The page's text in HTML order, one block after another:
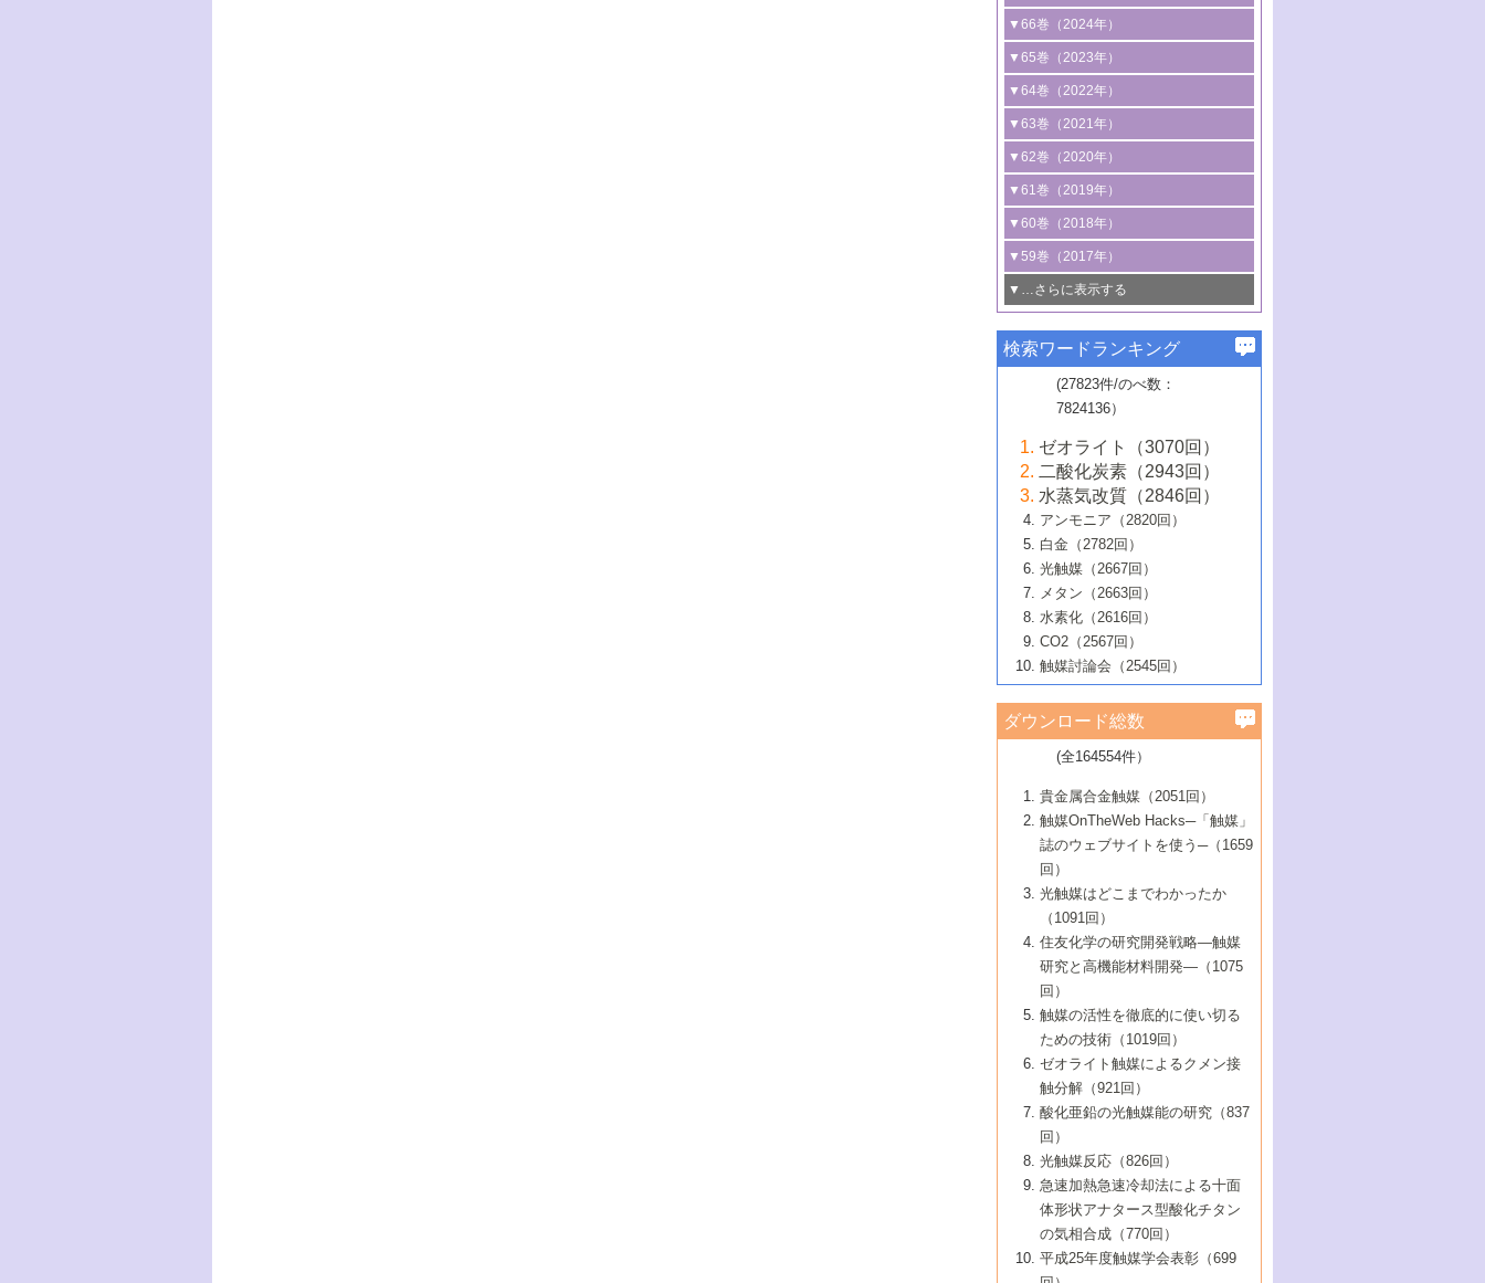
2号 コンピューター技術により加速する
触媒開発
3号 有機分子変換やCO 資源化のための
光触媒に関する最近の研究
B号 第137回触媒討論会（2026年）
1号 CO
水素化によるグリーン燃料/グリ
ーンケミカル製造
2号 水素製造のための水分解技術に関す
る最近の研究
3号 オレフィン系樹脂の精密合成に関す
る最新技術
4号 アルコール類の効率的変換を実現す
る非貴金属触媒の研究動向
5号 ゼオライトの合成と応用における研
究動向
6号 ヘテロ接合界面
B号 第135回触媒討論会（2025年）
▼66巻（2024年）
1号 低次元ナノ構造を有する触媒材料
2号 規制反応場を活用した固体触媒研究
の新展開
3号 未踏分子変換を目指した酸化触媒プ
ロセスの最前線
4号 シンクロトロン放射光および中性子
線を利用した触媒解析技術の最先端
5号 単原子触媒
6号 参照触媒委員会からのお知らせ
B号 第133回触媒討論会（2023年）
▼65巻（2023年）
1号 炭素が関わる触媒機能
2号 プラスチックケミカルリサイクルの
ための触媒技術
3号 非酸化物系金属化合物を基盤とした
触媒材料の開発
4号 格子酸素・格子酸素欠陥を利用した
触媒反応
5号 生体触媒によるエネルギー変換反応
6号 窒素とリンの循環のための触媒・機
能性材料
▼64巻（2022年）
1号 合成ガス製造とCOを用いるケミカル
ズ合成の最新動向
2号 化学品合成のための合金触媒開発
3号 CO の排出削減および有効活用のた
めの触媒技術
4号 若手による情報発信企画～とびたて
若き触媒の研究者たち～（1）
若き触媒の研究者たち～（2）
6号 石油のノーブル・ユースを志向した
触媒技術
大学：オンライン・対面開催）
▼63巻（2021年）
1号 金触媒の新展開
2号 ペロブスカイト
3号 特殊反応場を利用した触媒的分子変
換反応
4号 多孔質材料を用いた触媒の新展開
5号 情報学的手法を用いた触媒開発
6号 カーボンニュートラルに向けた電解
技術
B号 第127回触媒討論会（2021年・オン
ライン開催(Zoom)のみ）
▼62巻（2020年）
1号 触媒設計を拓く欠陥構造のキャラク
タリゼーション
2号 機能化学品製造に資するクリーンな
触媒的酸化反応
3号 水処理のための触媒化学
4号 光触媒を用いた水分解の最新の研究
動向
5号 次世代の触媒プロセスを支えるマイ
6号 メタン転換技術の最新動向
B号 第125回触媒討論会（2020年・工学
院大学）
▼61巻（2019年）
1号 物質移動制御に着目した触媒プロセ
ス開発
2号 CO2 フリー水素サプライチェーンに
関わる触媒開発動向
3号 精密高分子合成に関する最近の研究
動向
4号 バイオマス化成品製造のための触媒
5号 固体触媒による含窒素有機化合物変
換の最前線
6号 貴金属使用量低減に向けた自動車排
ガス浄化触媒の開発
B号 第123回触媒討論会（2019年・大阪
▼60巻（2018年）
1号 固体酸触媒の最新の研究動向
2号 二酸化炭素からの有用化学品合成
3号 ナノ粒子・クラスター触媒の最前線
4号 60周年記念企画
5号 進化するゼオライト合成技術
6号 非貴金属系触媒における電気化学的
B号 第121回触媒討論会（2018年・東京
大学）
▼59巻（2017年）
1号 いたるところに，触媒
最先端技術
3号 無機分離膜材料の開発と触媒反応プ
ロセスへの適用
5号 水素のふるまいを解き明かす最先端
研究
6号 低級アルカンの有効利用のための触
媒技術
B号 第119回触媒討論会（2017年・首都
大学東京）
▼…さらに表示する
1号 ユニークな構造の高分子を生み出す触
2号 リグニンからの化成品製造に向けた触
媒技術
3号 触媒研究の最先端～とびたて若き研究
者たち～（1）
4号 触媒研究の最先端～とびたて若き研究
者たち～（2）
5号 触媒研究の最先端～とびたて若き研究
者たち～（3）
6号 イオニクス材料と燃料電池・電解合成
の最新の研究動向
B号 第117回触媒討論会（2016年・大阪府
立大学）
▼57巻（2015年）
1号 水素キャリアにかかわる触媒技術の新
2号 石油精製用触媒の最近の進展
3号 固体酸化物形燃料電池（SOFC）におけ
るアノード触媒上での燃料直接改質技術
4号 コアシェル構造の制御による触媒機能
5号 工業触媒およびその周辺技術の最近の
進歩
6号 ナノシート
B号 第115回触媒討論会（2015年・成蹊大
▼56巻（2014年）
2号 光触媒反応機構に関する最新の研究動
向
開発動向
4号 人工光合成に向けた近年のアプローチ
5号 未利用熱エネルギーの有効活用に貢献
する触媒技術
6号 ポリオキソメタレート
B号 第113回触媒討論会（2014年・ロワジ
ールホテル豊橋）
1号 高耐久性燃料電池システム用触媒にお
ける新展開
2号 リビングラジカル重合の最近の動向
3号 天然ガスの化学工業的展開に関する触
媒技術
4号 貴金属触媒の精密構造制御とその活用
5号 バイオマス化成品製造のための固体触
6号 ナノ空間─吸着状態解析から新機能開拓
B号 第111回触媒討論会（2013年・関西大
▼54巻（2012年）
1号 規則性多孔体の利用技術における最近
の進歩
2号 第109回触媒討論会
3号 貴金属低減技術の最新動向
4号 貴金属代替技術の最新動向
5号 光触媒による物質変換反応の新展開
6号 グラフェン
7号 水素を利用する化成品合成の新潮流
▼53巻（2011年）
1号 金属学から見る合金触媒の新展開
2号 第107回触媒討論会
3号 触媒のその場観察法の進歩（１）
4号 触媒のその場観察法の進歩（２）
5号 不活性結合の触媒的活性化による有機
合成
6号 新しい固体酸触媒技術
7号 ゼオライト合成における最近の進歩
▼52巻（2010年）
1号 触媒の劣化対策と長寿命触媒開発
2号 第105回触媒討論会
3号 ナノ構造が拓く新機能
4号 活性サイトおよびその環境の精密な設
計による触媒の高機能化
5号 触媒を有効に使うための技術
7号 有機分子触媒による精密有機合成
8号 高機能化ポリオレフィンに向けた重合
触媒の最近の進展
1号 炭素材料－熱い注目を集める材料－
2号 第103回触媒討論会
3号 環境浄化用光触媒の現状と課題
4号 水素社会の実現に向けた水素製造・貯
蔵技術の進歩
5号 CO2が関わる触媒・材料
7号 持続可能社会実現のための触媒および
触媒関連技術
▼50巻（2008年）
1号 触媒化学と学会のこの10年，半世紀，
そして未来
2号 第101回触媒討論会
4号 錯体を利用したユニークな表面構造の
構築と機能
5号 若手会員による触媒研究の未来展望1：
企業編
6号 第102回触媒討論会
7号 触媒・化学反応における計算化学の進
8号 若手研究者による触媒研究の未来展望
2：大学・研究所編
▼49巻（2007年）
1号 含フッ素化合物の合成と触媒
2号 第99回触媒討論会
3号 実用的ファインケミカル合成プロセス
を実現する触媒
5号 こんな物質，あんな物質―新たな触媒
の可能性―
7号 『結晶の化学』を活かした触媒研究
8号 イオン液体の応用
▼48巻（2006年）
1号 固体酸触媒の最近の進歩
2号 第97回触媒討論会
3号 リビング重合触媒の最近の展開
5号 水素製造・貯蔵のための触媒技術の新
しい展開
6号 第98回触媒討論会
7号 基礎化学品製造の触媒技術
8号 多機能型リアクター
1号 最近の触媒担体とその効果
2号 第95回触媒討論会
4号 水分解用光触媒材料
5号 時間分解分光の進歩と応用
6号 第96回触媒討論会
8号 超臨界流体を用いた化学プロセスの新
▼46巻（2004年）
1号 部分酸化反応触媒の最前線
2号 第93回触媒討論会
3号 特殊エネルギー場の触媒反応
4号 生体内における金属の触媒作用
5号 ファインケミカルズの展開に寄与する
6号 第94回触媒討論会
7号 サブナノレベルでみた新しい表面現象
8号 オレフィン重合触媒の新たな展
▼45巻（2003年）
1号 なぜこの触媒が良いのか？
2号 第91回触媒討論会
3号 最近の自動車排ガス処理技術
4号 触媒研究の現状と将来─第90回触媒討論
5号 基礎化学品製造の触媒技術
6号 第92回触媒討論会
7号 基礎化学品製造の触媒技術
8号 資源の循環と触媒技術
▼44巻（2002年）
1号 高次制御された触媒の化学
2号 第89回触媒討論会
3号 触媒を利用した電気化学の新展開
4号 ナノ材料の調製と機能化
5号 こんな触媒が欲しい
6号 第90回触媒討論会
7号 触媒研究と学術雑誌/情報
8号 若い世代からみた触媒化学の現状と未
▼43巻（2001年）
1号 グリーンケミストリーと触媒
2号 第87回触媒討論会特集号
3号 生体触媒とバイオプロセス
4号 水素製造・利用の触媒化学
5号 触媒研究における新しい切り口：コン
ビナトリアルケミストリー
6号 第88回触媒討論会特集号
7号 企業における触媒研究のブレークスル
8号 この材料を触媒として使ってみません
▼42巻（2000年）
1号 触媒反応工学の明日を拓く
2号 第85回触媒討論会
3号 反応ダイナミクス
5号 触媒のおもしろさをどのように伝える
6号 第86回触媒討論会
7号 水素化精製触媒の新しい展開
8号 新しい反応性と機能性を目指した金属
クラスタ-化学
▼41巻（1999年）
1号 孔、穴、あな?-特異な空間とその利用-
2号 第83回触媒討論会
3号 均一系触媒反応最前線
4号 実用炭素材料の新展開
5号 研究の方法論を考える
7号 機能性金属材料と触媒
8号 触媒研究へのNMRの応用と展望
▼40巻（1998年）
進展と21世紀への提言/創立40周年記念・触
媒学会この10年の歩みとこれから/創立40周
2号 第81回触媒討論会
3号 計算機触媒化学へのさそい
4号 触媒劣化の制御と予測
5号 最新の実用プロセスと触媒
6号 第82回触媒討論会
7号 ナノ構造体の化学
8号 あの反応は今
1号 均一系と不均一系触媒反応-その特徴と
接点
2号 第79回触媒討論会
3号 最新NO除去触媒の実用化研究
4号 新しい反応場を目指した触媒調製
5号 反応・分離技術の新しい展開
6号 第80回触媒討論会
8号 AFMでみる世界
▼38巻（1996年）
1号 触媒の構造と触媒作用/C1化学を中心と
する21世紀への触媒
3号 オリンピックメダル:金・銀・銅はどん
な触媒作用を示すか
4号 触媒作用における機能の複合化
5号 未来を拓け！若手研究者
6号 第78回触媒討論会
7号 ダイナミックな領域への触媒研究の展
開/C1化学を中心とする21世紀への触媒
▼37巻（1995年）
1号 ファインケミカルズと固体触媒
2号 第75回触媒討論会
3号 希土類を利用した触媒
4号 触媒とリサイクル
5号 エネルギー変換触媒
6号 第76回触媒討論会
7号 表面吸着相の新しい展開
8号 マイクロポーラス・クリスタル触媒の
▼36巻（1994年）
1号 電気化学と触媒
2号 第73回触媒討論会
3号 C4化学の展開
4号 《通常号》
5号 《通常号》
6号 第74回触媒討論会
▼35巻（1993年）
1号 工業触媒開発マニュアル―探索から工
業化まで
2号 第71回触媒討論会
3号 研究開発のうらおもて―着想と展開
4号 触媒劣化と寿命の予測
5号 環境に優しい触媒
▼34巻（1992年）
1号 インパクトを与えたこの研究
2号 第69回触媒討論会
3号 ケミカルズ合成触媒―新しい展開と応
▼33巻（1991年）
1号 触媒プロセス開発マニュアル―探索か
ら工業化まで，知っておきたいこと PartII
2号 第67回触媒討論会
▼32巻（1990年）
1号 21世紀に向けて触媒研究の飛躍をめざ
す―触媒化学の裾野を広げよう
2号 第65回触媒討論会
▼31巻（1989年）
1号 情報科学と反応設計・材料設計
▼30巻（1988年）
検索ワードランキング
(27823件/のべ数：
7824136）
ゼオライト（3070回）
二酸化炭素（2943回）
水蒸気改質（2846回）
アンモニア（2820回）
白金（2782回）
光触媒（2667回）
メタン（2663回）
水素化（2616回）
CO2（2567回）
触媒討論会（2545回）
ダウンロード総数
(全164554件）
貴金属合金触媒（2051回）
触媒OnTheWeb Hacks─「触媒」
誌のウェブサイトを使う─（1659
回）
光触媒はどこまでわかったか
（1091回）
住友化学の研究開発戦略―触媒
研究と高機能材料開発―（1075
回）
触媒の活性を徹底的に使い切る
ための技術（1019回）
ゼオライト触媒によるクメン接
触分解（921回）
酸化亜鉛の光触媒能の研究（837
回）
光触媒反応（826回）
急速加熱急速冷却法による十面
体形状アナタース型酸化チタン
の気相合成（770回）
平成25年度触媒学会表彰（699